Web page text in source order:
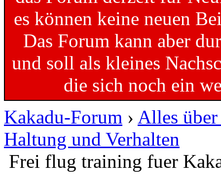
es können keine neuen
Das Forum kann aber
und soll als kleines
die sich noch ein
Kakadu-Forum › Alles
Haltung und Verhalten
Frei flug training fuer